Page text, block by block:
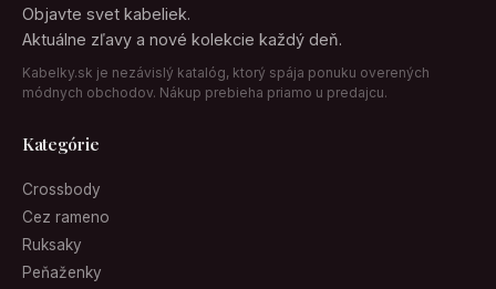
Objavte svet kabeliek.
Aktuálne zľavy a nové kolekcie každý deň.
Kabelky.sk je nezávislý katalóg, ktorý spája ponuku overených
módnych obchodov. Nákup prebieha priamo u predajcu.
Kategórie
Crossbody
Cez rameno
Ruksaky
Peňaženky